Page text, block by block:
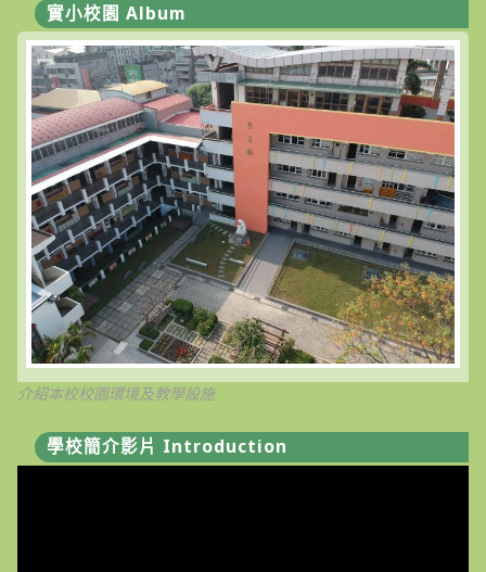
實小校園 Album
介紹本校校園環境及教學設施
學校簡介影片 Introduction